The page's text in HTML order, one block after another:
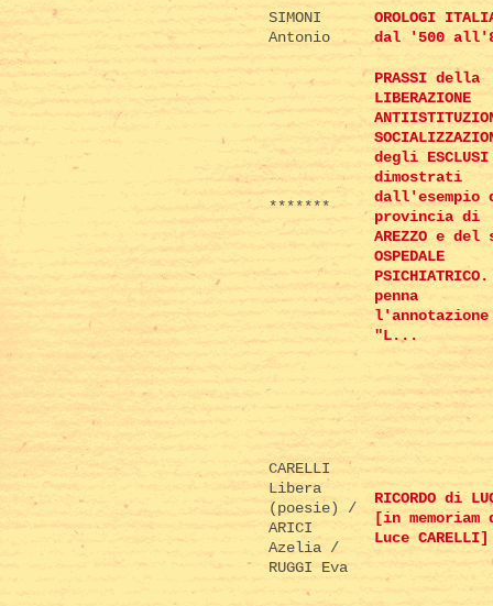
SIMONI
Antonio
OROLOGI
dal '500
*******
PRASSI della
LIBERAZIONE
degli ESCLUSI
dimostrati
dall'esempio
provincia di
AREZZO e del
OSPEDALE
penna
l'annotazione
"L...
CARELLI
Libera
(poesie) /
ARICI
Azelia /
RUGGI Eva
RICORDO di
[in memoriam
Luce CARELLI]